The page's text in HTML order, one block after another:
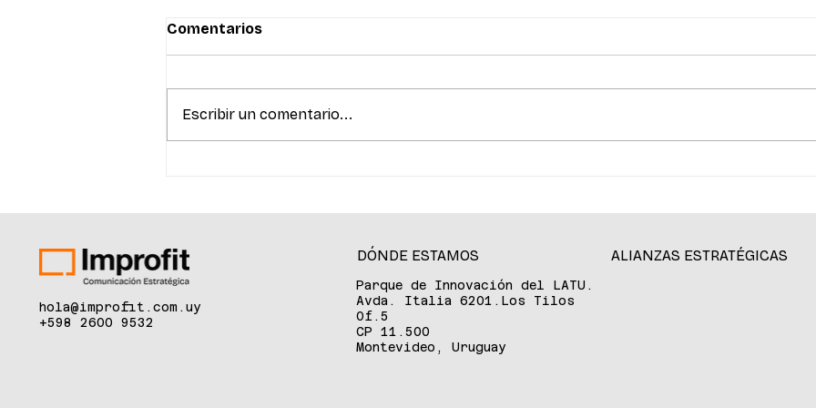
ecosistema para debatir
artificial, biotecnología y
venture capital
piel
Comentarios
Escribir un comentario...
hola@improfit.com.uy
+598 2600 9532
DÓNDE ESTAMOS
Parque de Innovación del LATU.
Avda. Italia 6201.Los Tilos
Of.5
CP 11.500
Montevideo, Uruguay
ALIANZAS ESTRATÉGICAS